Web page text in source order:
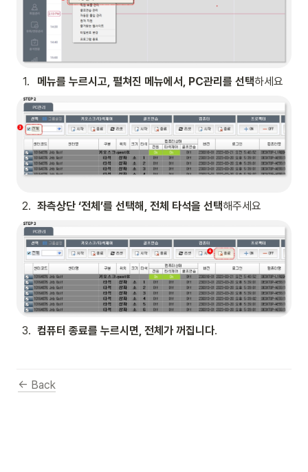
1. 메뉴를 누르시고, 펼쳐진 메뉴에서, PC관리를 선택하세요
2. 좌측상단 ‘전체’를 선택해, 전체 타석을 선택해주세요
3. 컴퓨터 종료를 누르시면, 전체가 꺼집니다.
← Back